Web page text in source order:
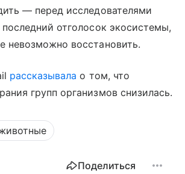
— перед исследователями
отголосок экосистемы,
невозможно восстановить.
рассказывала о том, что
групп организмов снизилась.
Поделиться